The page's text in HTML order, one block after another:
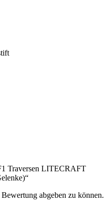
Traversen LITECRAFT
abgeben zu können.